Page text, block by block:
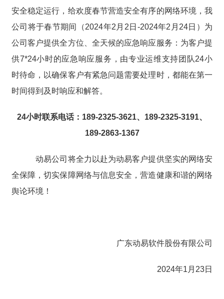
安全稳定运行，给欢度春节营造安全有序的网络环境，我
公司将于春节期间（2024年2月2日-2024年2月24日）为
公司客户提供全方位、全天候的应急响应服务：为客户提
供7*24小时的应急响应服务，由专业运维支持团队24小
时待命，以确保客户有紧急问题需要处理时，都能在第一
时间得到及时响应和解答。
24小时联系电话：189-2325-3621、189-2325-3191、
189-2863-1367
动易公司将全力以赴为动易客户提供坚实的网络安
全保障，切实保障网络与信息安全，营造健康和谐的网络
舆论环境！
广东动易软件股份有限公司
2024年1月23日